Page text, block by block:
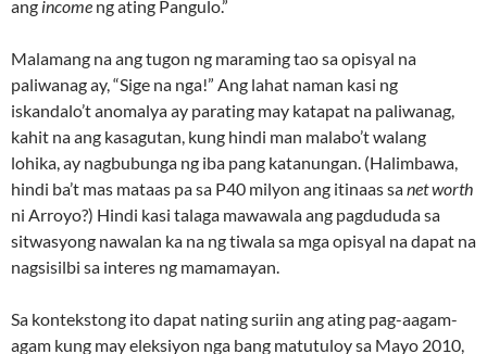
ang income ng ating Pangulo.”
Malamang na ang tugon ng maraming tao sa opisyal na
paliwanag ay, “Sige na nga!” Ang lahat naman kasi ng
iskandalo’t anomalya ay parating may katapat na paliwanag,
kahit na ang kasagutan, kung hindi man malabo’t walang
lohika, ay nagbubunga ng iba pang katanungan. (Halimbawa,
hindi ba’t mas mataas pa sa P40 milyon ang itinaas sanet worth
ni Arroyo?) Hindi kasi talaga mawawala ang pagdududa sa
sitwasyong nawalan ka na ng tiwala sa mga opisyal na dapat na
nagsisilbi sa interes ng mamamayan.
Sa kontekstong ito dapat nating suriin ang ating pag-aagam-
agam kung may eleksiyon nga bang matutuloy sa Mayo 2010,